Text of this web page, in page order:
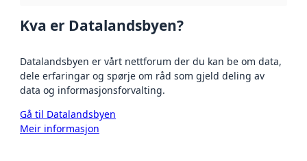
Kva er Datalandsbyen?
Datalandsbyen er vårt nettforum der du kan be om data,
dele erfaringar og spørje om råd som gjeld deling av
data og informasjonsforvalting.
Gå til Datalandsbyen
Meir informasjon